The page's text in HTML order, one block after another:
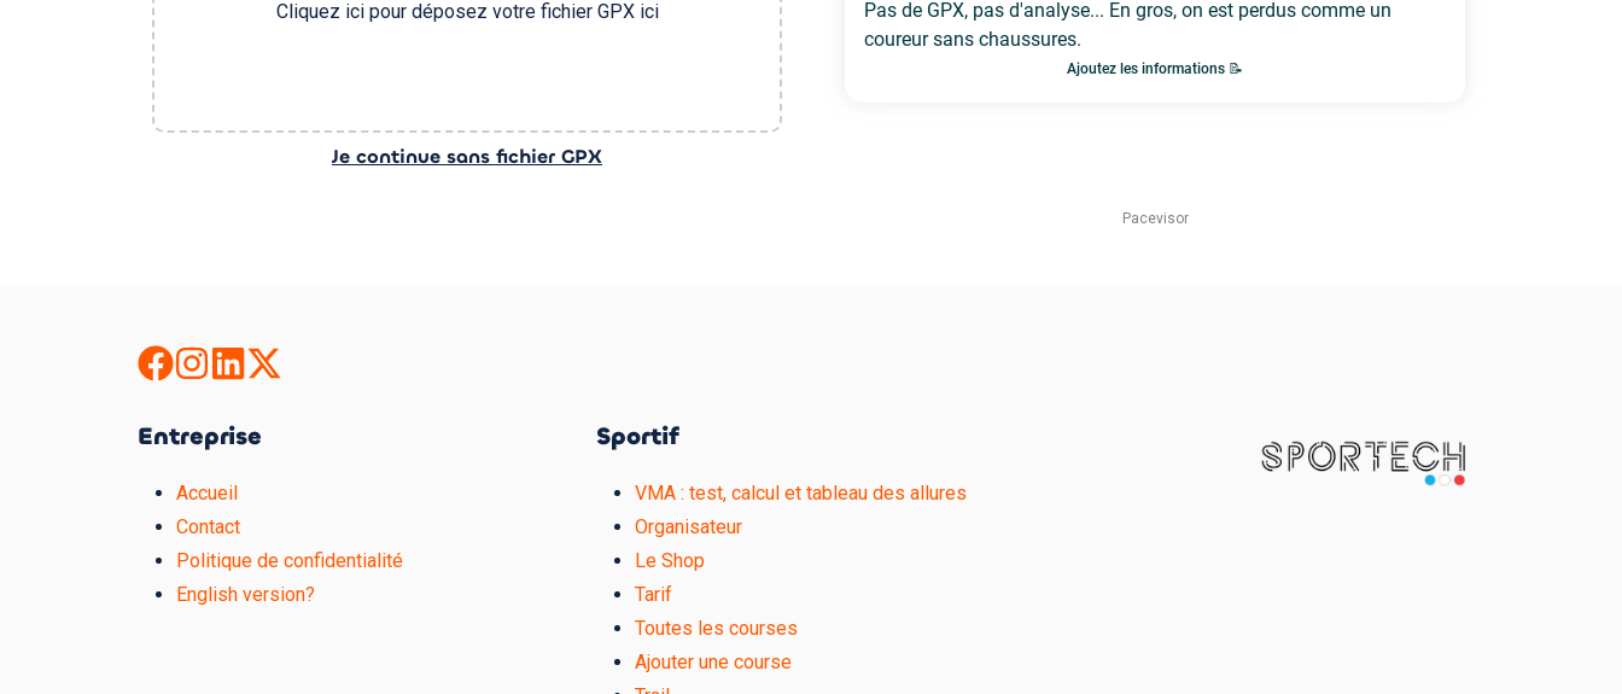
Cliquez ici pour déposez votre fichier GPX ici
Je continue sans fichier GPX
Pacevisor
Entreprise
Accueil
Contact
Politique de confidentialité
English version?
Sportif
VMA : test, calcul et tableau des allures
Organisateur
Le Shop
Tarif
Toutes les courses
Ajouter une course